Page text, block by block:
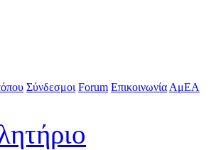
Σύνδεσμοι Forum Επικοινωνία ΑμΕΑ